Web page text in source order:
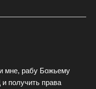
мне, рабу Божьему
получить права